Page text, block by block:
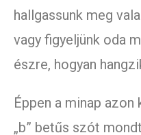
hallgassunk meg
vagy figyeljünk oda
észre, hogyan
Éppen a minap azon
„b” betűs szót